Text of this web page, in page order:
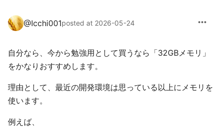
@Icchi001posted at 2026-05-24 more_horiz
自分なら、今から勉強用として買うなら「32GBメモリ」
をかなりおすすめします。
理由として、最近の開発環境は思っている以上にメモリを
使います。
例えば、